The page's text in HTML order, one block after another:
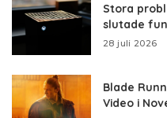
Stora
slutade
28 juli 2026
Blade
Video i